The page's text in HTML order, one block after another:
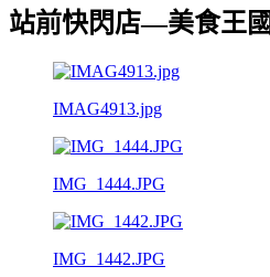
站前快閃店—美食王
IMAG4913.jpg
IMG_1444.JPG
IMG_1442.JPG